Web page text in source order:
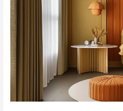
Infantis:
Um
Toque
Natureza
e
Alegria